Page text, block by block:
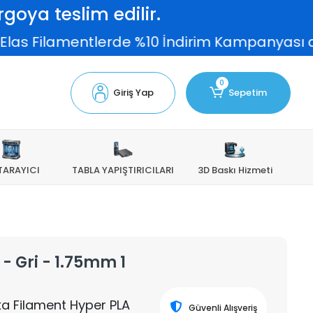
teslim edilir.
%10 İndirim Kampanyası devam
Giriş Yap
0
Sepetim
TABLA YAPIŞTIRICILARI 3D Baskı Hizmeti
Gri - 1.75mm 1
Filament Hyper PLA
Güvenli Alışveriş